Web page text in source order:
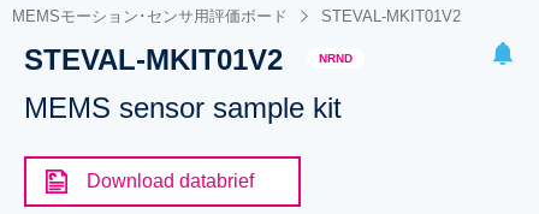
BOOKMARK
Please log in to show your saved searches.
MEMSモーション･センサ用評価ボード STEVAL-MKIT01V2
STEVAL-MKIT01V2 NRND
MEMS sensor sample kit
Download databrief